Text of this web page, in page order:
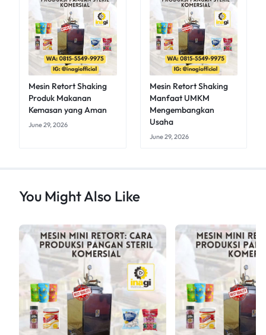
Mesin Retort Shaking
Produk Makanan
Kemasan yang Aman
June 29, 2026
Mesin Retort Shaking
Manfaat UMKM
Mengembangkan
Usaha
June 29, 2026
You Might Also Like